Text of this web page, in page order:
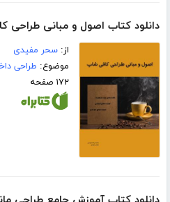
دانلود کتاب اصول و مبانی طراحی
از:سحر مفیدی
موضوع: طراحی
۱۷۲ صفحه